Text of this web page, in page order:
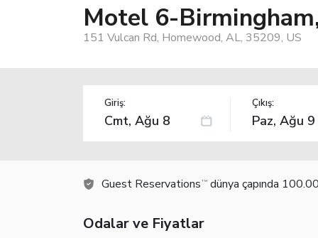
Motel 6-
151 Vulcan Rd, Homewood, AL, 35209, US
Giriş: Çıkış:
Guest Reservations TM dünya çapında
Odalar ve Fiyatlar